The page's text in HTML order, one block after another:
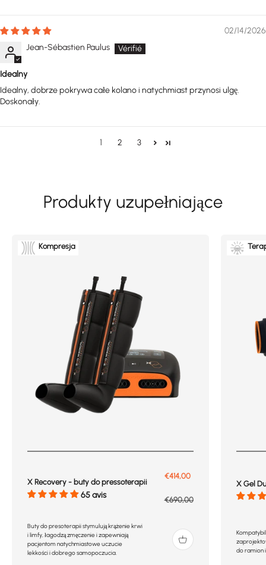
02/14/2026
Jean-Sébastien Paulus
Idealny
Idealny, dobrze pokrywa całe kolano i natychmiast przynosi ulgę.
Doskonały.
1 2 3
Kompresja
X Recovery - buty do pressoterapii
65 avis
Prix de vente
€414,00
Prix normal
€690,00
Buty do presoterapii stymulują krążenie krwi
i limfy, łagodzą zmęczenie i zapewniają
pacjentom natychmiastowe uczucie
lekkości i dobrego samopoczucia.
X Gel
do ramion